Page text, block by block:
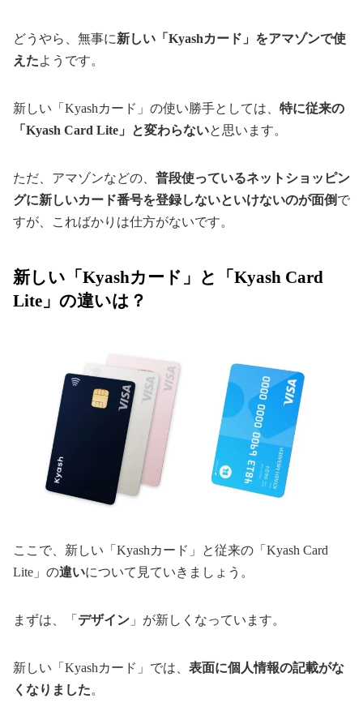
どうやら、無事に新しい「Kyashカード」をアマゾンで使
えたようです。
新しい「Kyashカード」の使い勝手としては、 特に従来の
「Kyash Card Lite」と変わらないと思います。
ただ、アマゾンなどの、 普段使っているネットショッピン
グに新しいカード番号を登録しないといけないのが面倒で
すが、こればかりは仕方がないです。
新しい「Kyashカード」と「Kyash Card
Lite」の違いは？
ここで、新しい「Kyashカード」と従来の「Kyash Card
Lite」の違いについて見ていきましょう。
まずは、「 デザイン 」が新しくなっています。
新しい「Kyashカード」では、 表面に個人情報の記載がな
くなりました。